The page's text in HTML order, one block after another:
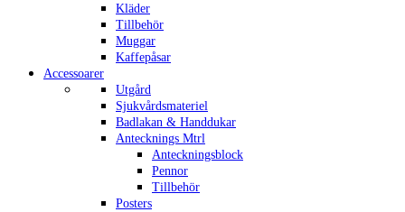
Kläder
Tillbehör
Muggar
Kaffepåsar
Accessoarer
Utgård
Sjukvårdsmateriel
Badlakan & Handdukar
Antecknings Mtrl
Anteckningsblock
Pennor
Tillbehör
Posters